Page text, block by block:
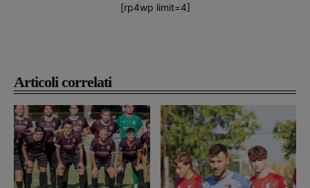
Articoli correlati
[rp4wp limit=4]